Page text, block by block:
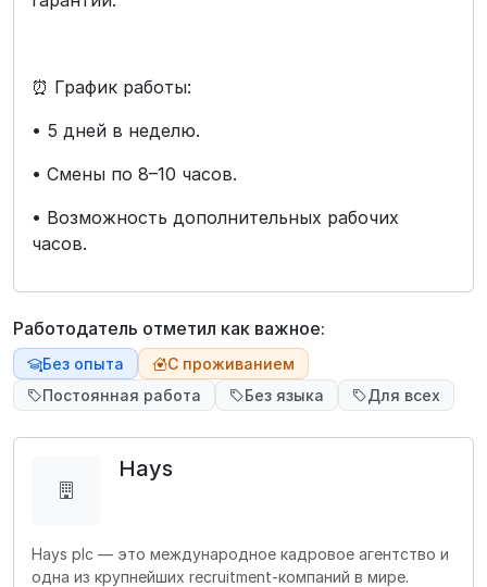
⏰ График работы:
• 5 дней в неделю.
• Смены по 8–10 часов.
• Возможность дополнительных рабочих
часов.
Работодатель отметил как важное:
Без опыта
С проживанием
Постоянная работа
Без языка Для всех
Hays
Hays plc — это международное кадровое агентство и
одна из крупнейших recruitment-компаний в мире.